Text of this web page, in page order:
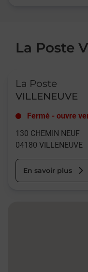
La Poste
La Poste
VILLENEUVE
Fermé - ouvre
130 CHEMIN NEUF
04180 VILLENEUVE
En savoir plus